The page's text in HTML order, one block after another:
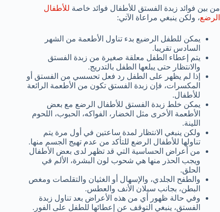
من بين فوائد زبدة الفستق للأطفال فوائد خاصة للأطفال
الرضع، ولكن ينبغي مراعاة الآتي:
يمكن للطفل الرضيع بدء تناول الأطعمة من الشهر
السادس تقريبا.
يتم إعطاء الطفل معلقة صغيرة من زبدة الفستق
والانتظار حتى يبلعها الطفل بالتدريج.
إذا لم يظهر على الطفل رد فعل تحسسي من الفستق أو
المكسرات، فإن زبدة الفستق تكون من الأطعمة الرائعة
للأطفال.
يمكن خلط زبدة الفستق للأطفال الرضع مع بعض
الأطعمة الأخرى مثل الخضار، الفواكه، الحبوب، اللحوم
اللينة.
ولكن ينبغي الانتظار لمدة ساعتين في أول مرة يتم
تناولها للأطفال الرضع للتأكد من عدم تهيج الجسم منها.
من أعراض الحساسية التي قد تظهر لدى بعض الأطفال
ويجب الحذر منها هي شحوب لون البشرة، الألم في
الحلق.
والطفح الجلدي، والإسهال أو الغثيان والتقلصات ومغص
البطن، بجانب سيلان الأنف والعطس.
وفي حالة ظهور أي من هذه الأعراض بعد تناول زبدة
الفستق، ينبغي التوقف عن إعطائها للطفل على الفور.